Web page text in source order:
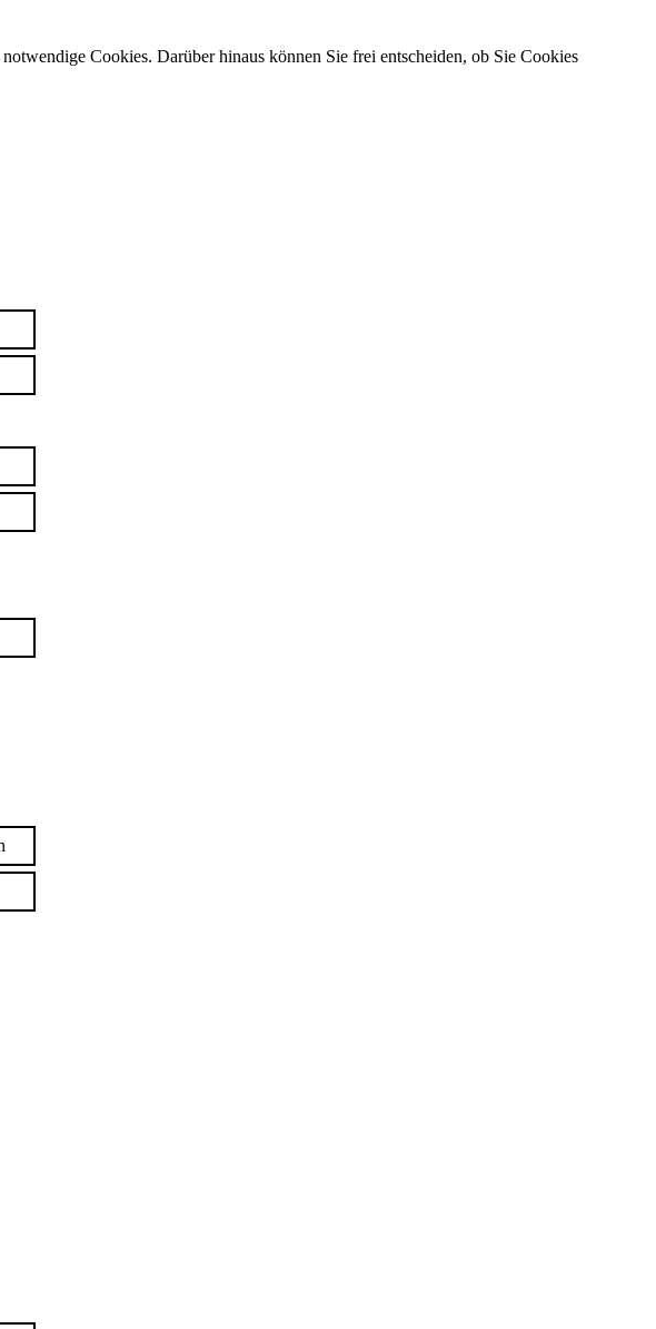
Cookies. Darüber hinaus können Sie frei entscheiden, ob Sie Cookies